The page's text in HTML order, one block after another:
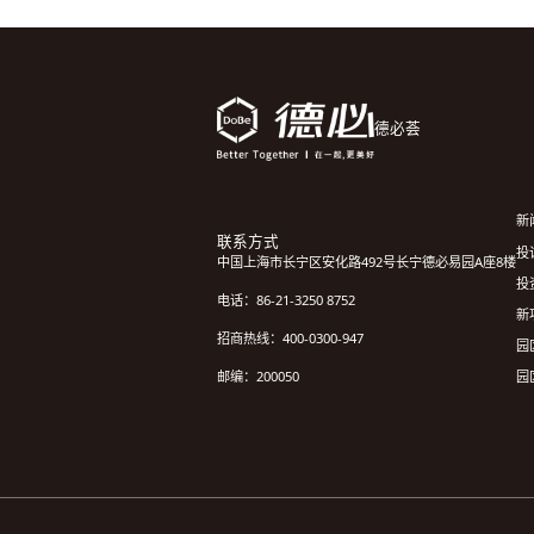
德必荟
联系方式
中国上海市长宁区安化路492号长宁德必易园A座8楼
电话：86-21-3250 8752
招商热线：400-0300-947
邮编：200050
新
投
投
新